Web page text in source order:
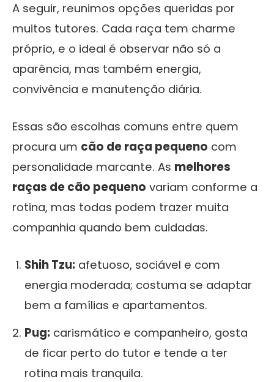
A seguir, reunimos opções queridas por
muitos tutores. Cada raça tem charme
próprio, e o ideal é observar não só a
aparência, mas também energia,
convivência e manutenção diária.
Essas são escolhas comuns entre quem
procura um cão de raça pequeno com
personalidade marcante. As melhores
raças de cão pequeno variam conforme a
rotina, mas todas podem trazer muita
companhia quando bem cuidadas.
Shih Tzu: afetuoso, sociável e com
energia moderada; costuma se adaptar
bem a famílias e apartamentos.
Pug: carismático e companheiro, gosta
de ficar perto do tutor e tende a ter
rotina mais tranquila.